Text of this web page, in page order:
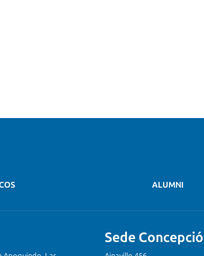
ALUMNI
Sede